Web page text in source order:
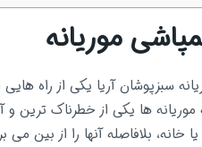
موریانه
سبزپوشان آریا یکی از راه
موریانه ها یکی از خطرناک
خانه، بلافاصله آنها را از بین